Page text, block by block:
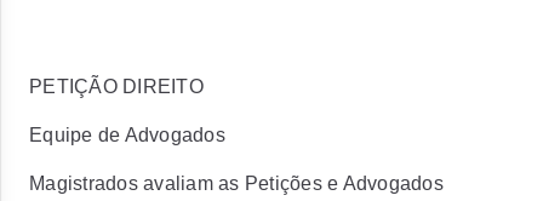
PETIÇÃO DIREITO
Equipe de Advogados
Magistrados avaliam as Petições e Advogados